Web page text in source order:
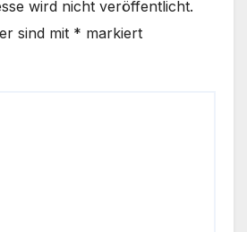
wird nicht veröffentlicht.
sind mit * markiert